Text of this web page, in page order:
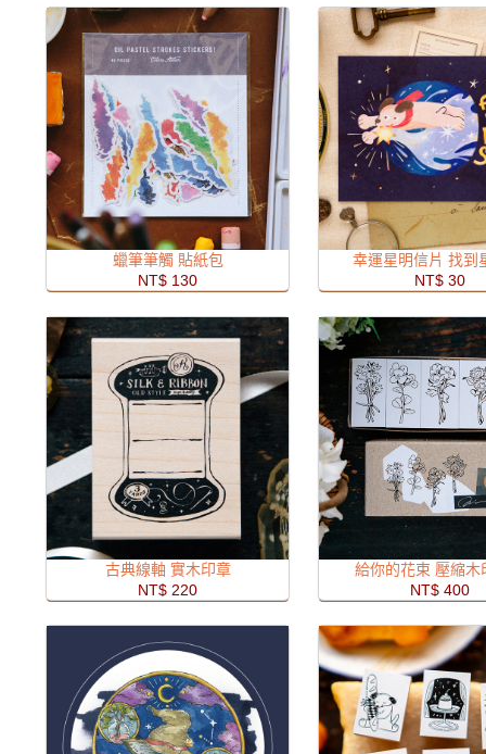
蠟筆筆觸 貼紙包
NT$ 130
幸運星明信片 找到
NT$ 30
古典線軸 實木印章
NT$ 220
給你的花束 壓縮木
NT$ 400